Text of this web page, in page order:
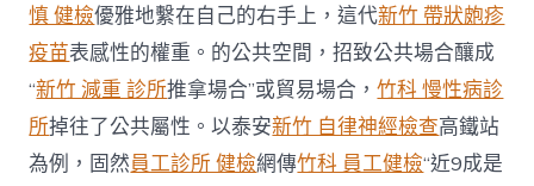
慎 健檢優雅地繫在自己的右手上，這代新竹 帶狀皰疹
疫苗表感性的權重。的公共空間，招致公共場合釀成
“新竹 減重 診所推拿場合”或貿易場合，竹科 慢性病診
所掉往了公共屬性。以泰安新竹 自律神經檢查高鐵站
為例，固然員工診所 健檢網傳竹科 員工健檢“近9成是